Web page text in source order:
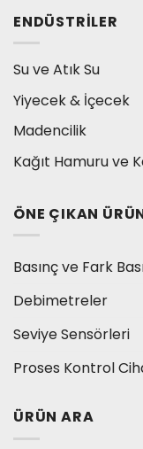
ENDÜSTRILER
Su ve Atık Su
Yiyecek & İçecek
Madencilik
Kağıt Hamuru ve
ÖNE ÇIKAN
Basınç ve Fark
Debimetreler
Seviye Sensörleri
Proses Kontrol
ÜRÜN ARA